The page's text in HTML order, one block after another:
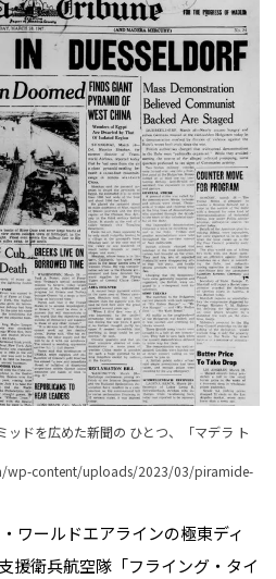
ドを広めた新聞の ひとつ、「マデラ ト
content/uploads/2023/03/piramide-
ワールドエアラインの極東ディ
援衛兵航空隊「フライング・タイ